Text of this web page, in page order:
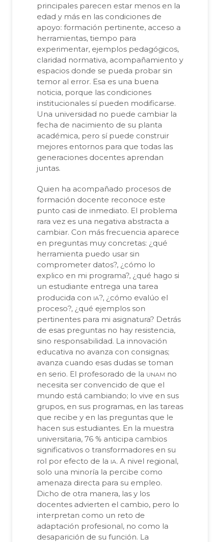
principales parecen estar menos en la
edad y más en las condiciones de
apoyo: formación pertinente, acceso a
herramientas, tiempo para
experimentar, ejemplos pedagógicos,
claridad normativa, acompañamiento y
espacios donde se pueda probar sin
temor al error. Esa es una buena
noticia, porque las condiciones
institucionales sí pueden modificarse.
Una universidad no puede cambiar la
fecha de nacimiento de su planta
académica, pero sí puede construir
mejores entornos para que todas las
generaciones docentes aprendan
juntas.
Quien ha acompañado procesos de
formación docente reconoce este
punto casi de inmediato. El problema
rara vez es una negativa abstracta a
cambiar. Con más frecuencia aparece
en preguntas muy concretas: ¿qué
herramienta puedo usar sin
comprometer datos?, ¿cómo lo
explico en mi programa?, ¿qué hago si
un estudiante entrega una tarea
producida con ia?, ¿cómo evalúo el
proceso?, ¿qué ejemplos son
pertinentes para mi asignatura? Detrás
de esas preguntas no hay resistencia,
sino responsabilidad. La innovación
educativa no avanza con consignas;
avanza cuando esas dudas se toman
en serio. El profesorado de la unam no
necesita ser convencido de que el
mundo está cambiando; lo vive en sus
grupos, en sus programas, en las tareas
que recibe y en las preguntas que le
hacen sus estudiantes. En la muestra
universitaria, 76 % anticipa cambios
significativos o transformadores en su
rol por efecto de la ia. A nivel regional,
solo una minoría la percibe como
amenaza directa para su empleo.
Dicho de otra manera, las y los
docentes advierten el cambio, pero lo
interpretan como un reto de
adaptación profesional, no como la
desaparición de su función. La